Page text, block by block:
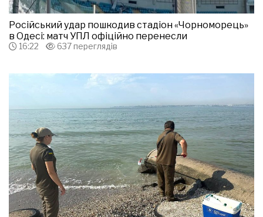
Російський удар пошкодив стадіон «Чорноморець»
в Одесі: матч УПЛ офіційно перенесли
16:22 637 переглядів